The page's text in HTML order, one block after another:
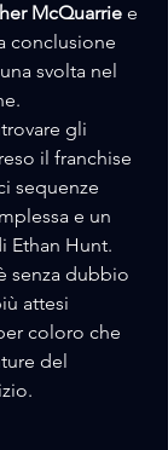
McQuarrie e
conclusione
svolta nel
gli
il franchise
sequenze
e un
Ethan Hunt.
senza dubbio
attesi
coloro che
del